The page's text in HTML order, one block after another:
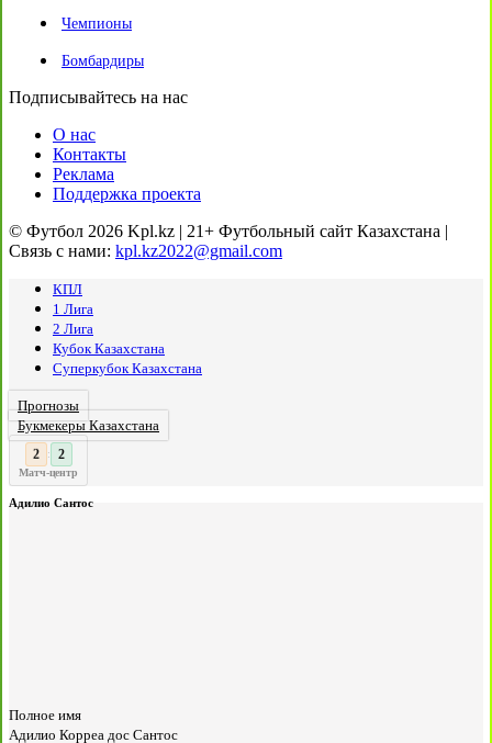
Чемпионы
Бомбардиры
Подписывайтесь на нас
О нас
Контакты
Реклама
Поддержка проекта
© Футбол 2026 Kpl.kz | 21+ Футбольный сайт Казахстана |
Связь с нами: kpl.kz2022@gmail.com
КПЛ
1 Лига
2 Лига
Кубок Казахстана
Суперкубок Казахстана
Прогнозы
Букмекеры Казахстана
3 : 2
Матч-центр
Адилио Сантос
Полное имя
Адилио Корреа дос Сантос